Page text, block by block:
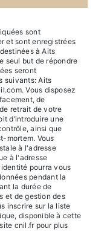
sont
et sont enregistrées
à Aits
seul but de répondre
seront
suivants: Aits
Vous disposez
de
retrait de votre
d’introduire une
ainsi que
mortem. Vous
à l'adresse
à l'adresse
pourra vous
pendant la
la durée de
et de gestion des
inscrire sur la liste
disponible à cette
cnil.fr pour plus